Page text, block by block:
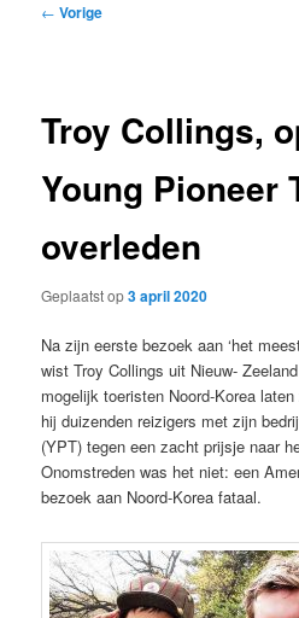
Bericht
← Vorige
Troy Collings,
Young Pioneer
overleden
Geplaatst op3 april 2020
Na zijn eerste bezoek aan ‘het
wist Troy Collings uit Nieuw-
mogelijk toeristen Noord-Korea
hij duizenden reizigers met zijn
(YPT) tegen een zacht prijsje naar
Onomstreden was het niet: een
bezoek aan Noord-Korea fataal.